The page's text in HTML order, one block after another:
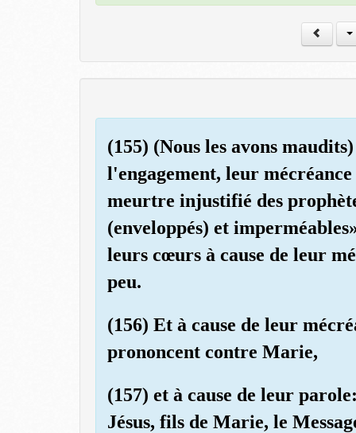
(155) (Nous les avons
l'engagement, leur
meurtre injustifié des
(enveloppés) et
leurs cœurs à cause de leur
peu.
(156) Et à cause de leur
prononcent contre Marie,
(157) et à cause de leur
Jésus, fils de Marie, le